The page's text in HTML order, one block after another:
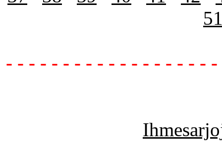
- - - - - - - - - - - - - - - - - -